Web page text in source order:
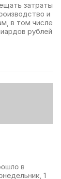
затраты
и
в том числе
рублей
в
1